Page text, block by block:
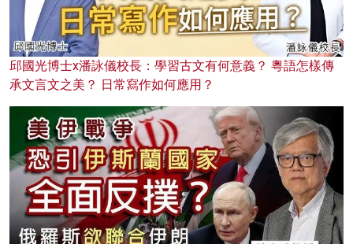
邱國光博士x潘詠儀校長：學習古文有何意義？ 粵語怎樣傳
承文言文之美？ 日常寫作如何應用？